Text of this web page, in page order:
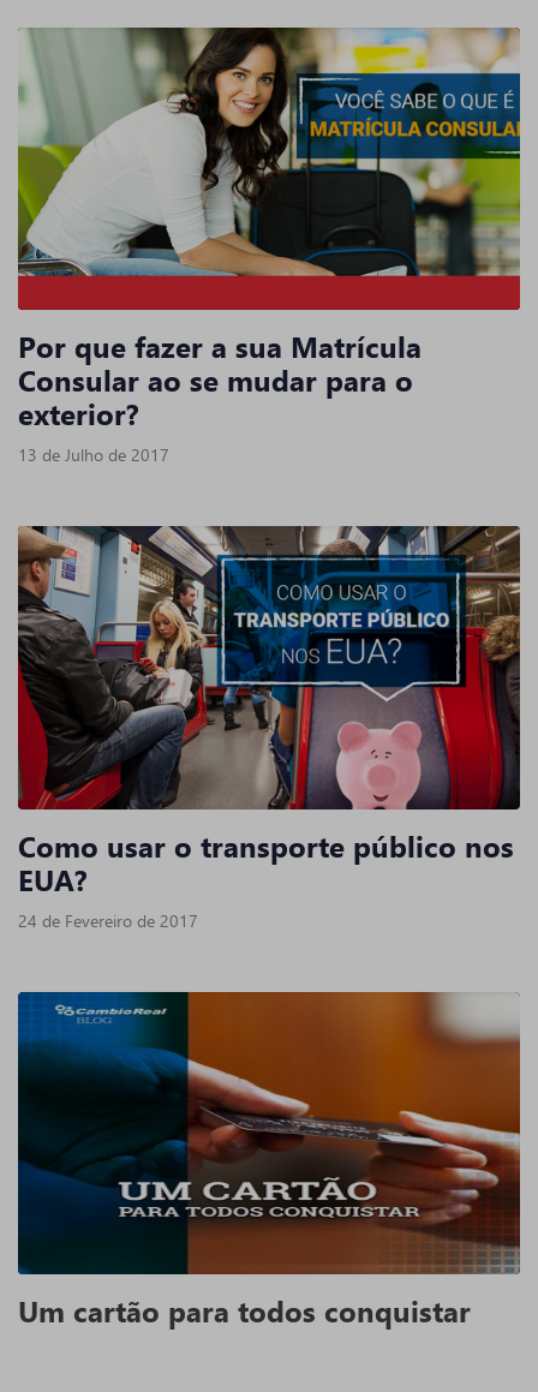
Por que fazer a sua Matrícula
Consular ao se mudar para o
exterior?
13 de Julho de 2017
Como usar o transporte público nos
EUA?
24 de Fevereiro de 2017
Um cartão para todos conquistar